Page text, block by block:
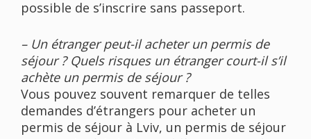
possible de s’inscrire sans passeport.
– Un étranger peut-il acheter un permis de
séjour ? Quels risques un étranger court-il s’il
achète un permis de séjour ?
Vous pouvez souvent remarquer de telles
demandes d’étrangers pour acheter un
permis de séjour à Lviv, un permis de séjour